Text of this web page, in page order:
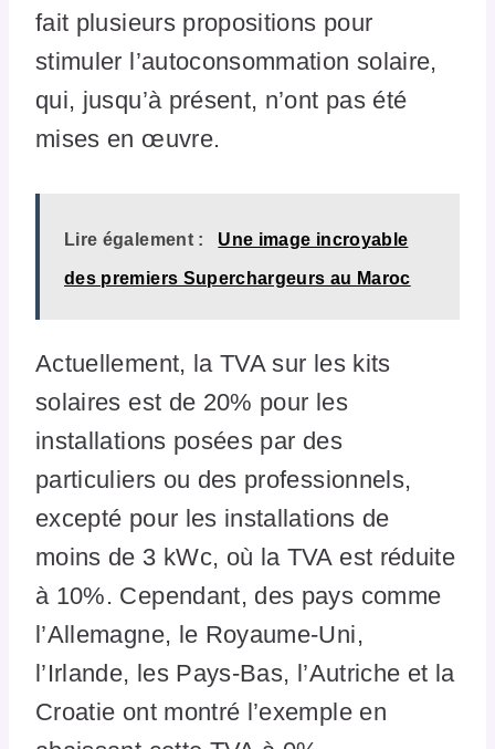
fait plusieurs propositions pour
stimuler l’autoconsommation solaire,
qui, jusqu’à présent, n’ont pas été
mises en œuvre.
Lire également : Une image incroyable
des premiers Superchargeurs au Maroc
Actuellement, la TVA sur les kits
solaires est de 20% pour les
installations posées par des
particuliers ou des professionnels,
excepté pour les installations de
moins de 3 kWc, où la TVA est réduite
à 10%. Cependant, des pays comme
l’Allemagne, le Royaume-Uni,
l’Irlande, les Pays-Bas, l’Autriche et la
Croatie ont montré l’exemple en